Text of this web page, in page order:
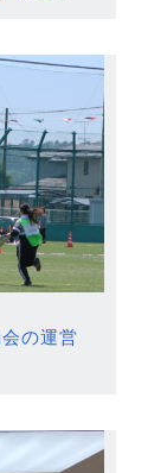
の運営